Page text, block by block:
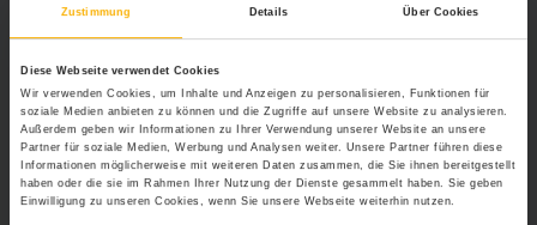
Zustimmung Details Über Cookies
Diese Webseite verwendet Cookies
Wir verwenden Cookies, um Inhalte und Anzeigen zu personalisieren, Funktionen für
soziale Medien anbieten zu können und die Zugriffe auf unsere Website zu analysieren.
Außerdem geben wir Informationen zu Ihrer Verwendung unserer Website an unsere
Partner für soziale Medien, Werbung und Analysen weiter. Unsere Partner führen diese
Informationen möglicherweise mit weiteren Daten zusammen, die Sie ihnen bereitgestellt
haben oder die sie im Rahmen Ihrer Nutzung der Dienste gesammelt haben. Sie geben
Einwilligung zu unseren Cookies, wenn Sie unsere Webseite weiterhin nutzen.